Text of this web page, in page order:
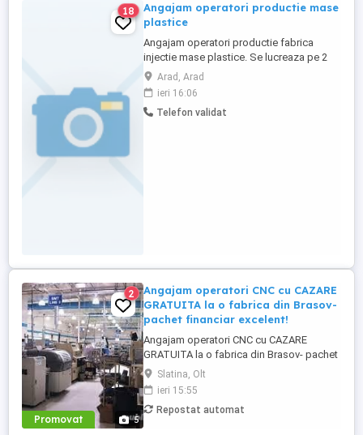
18
Angajam operatori productie mase
plastice
Angajam operatori productie fabrica
injectie mase plastice. Se lucreaza pe 2
sau 3 schimburi. Beneficii: tichete de masa
40 lei zi, transport in oras Arad. Locatie
Micalaca Arad.
Arad, Arad
ieri 16:06
Telefon validat
Promovat 5
2
Angajam operatori CNC cu CAZARE
GRATUITA la o fabrica din Brasov-
pachet financiar excelent!
Angajam operatori CNC cu CAZARE
GRATUITA la o fabrica din Brasov- pachet
financiar excelent! Angajam operatori CNC
care au cunostinte de desen tehnic cu
CAZARE GRATUITA la o fabrica din Brasov
- pachet financiar atractiv. Locul de munca
Slatina, Olt
ieri 15:55
Repostat automat